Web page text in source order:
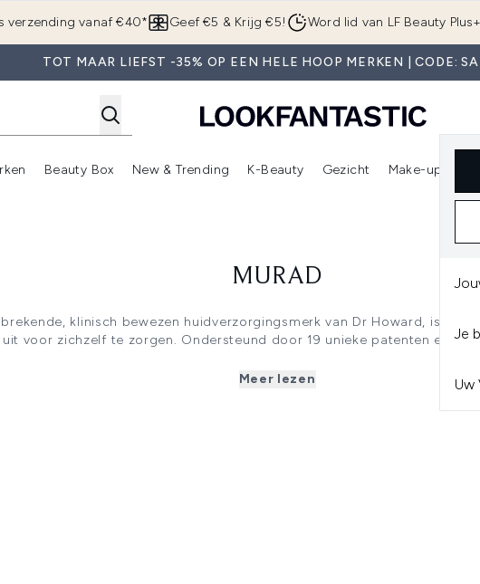
Overslaan naar de hoofdinhoud
verzending vanaf €40* Geef €5 & Krijg €5! Word lid van LF Beauty Plus+
TOT MAAR LIEFST -35% OP EEN HELE HOOP MERKEN | CODE:
Je
Uw
Enter submenu (Zomer)Enter submenu (Sale) Enter submenu (Merken)
Beauty Box
Enter submenu (Beauty Box)
New & Trending
Enter submenu (New & Trending)
K-Beauty
Enter submenu (K-Beauty)
Gezicht Make-up
MURAD
klinisch bewezen huidverzorgingsmerk van Dr Howard, is
voor zichzelf te zorgen. Ondersteund door 19 unieke patenten en 30
Hierdoor wordt het leven van miljoenen mensen vrolijker, gezonder en
Meer lezen